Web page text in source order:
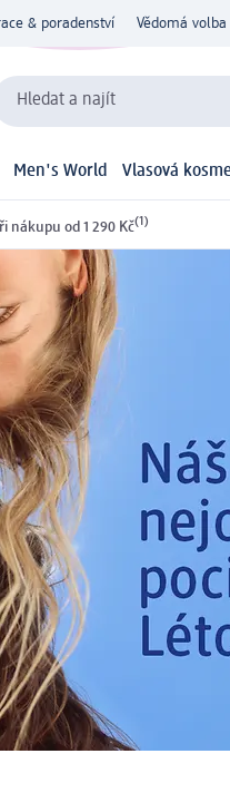
& poradenství Vědomá volba
Hledat a najít
Men's World Vlasová
nákupu od 1 290 Kč(1)